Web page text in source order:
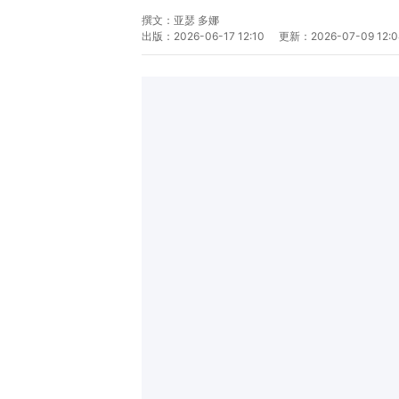
撰文： 亚瑟 多娜
出版： 2026-06-17 12:10 更新： 2026-07-09